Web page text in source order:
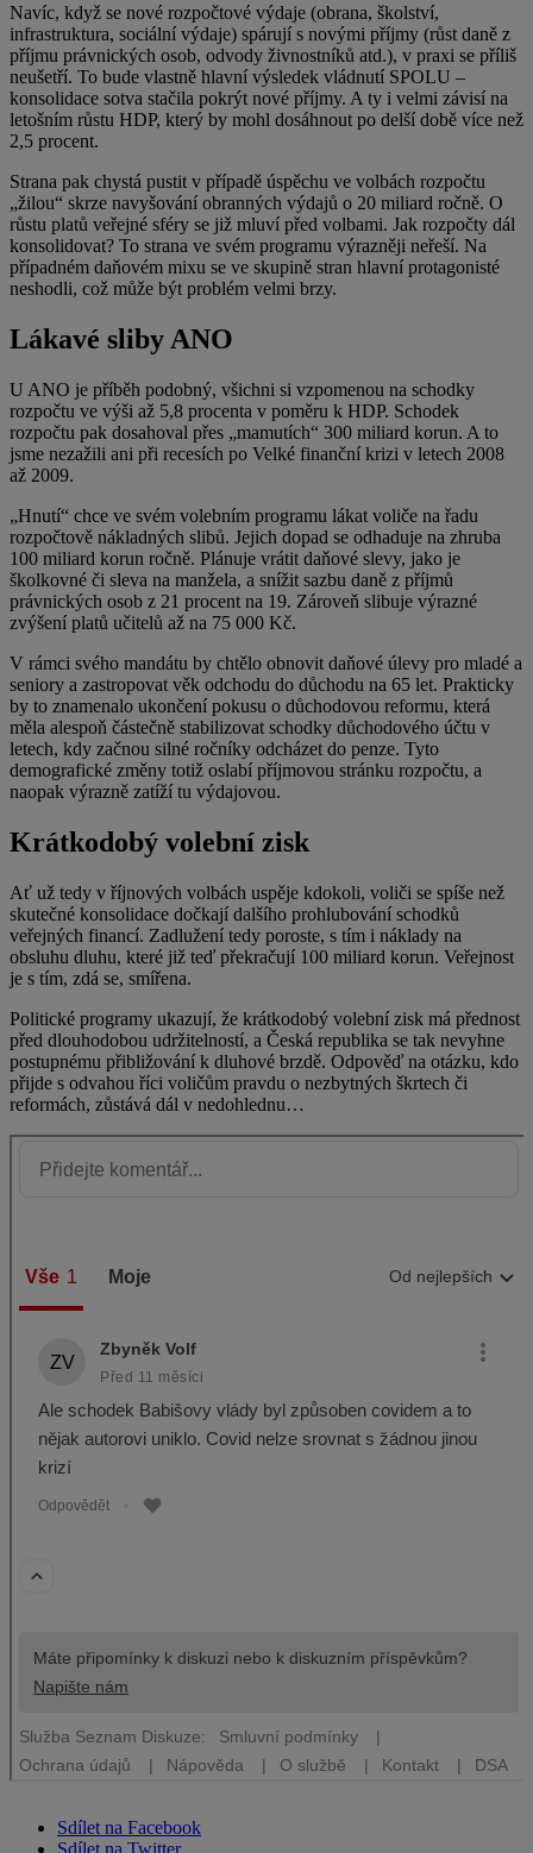
Navíc, když se nové rozpočtové výdaje (obrana, školství,
infrastruktura, sociální výdaje) spárují s novými příjmy (růst daně z
příjmu právnických osob, odvody živnostníků atd.), v praxi se příliš
neušetří. To bude vlastně hlavní výsledek vládnutí SPOLU –
konsolidace sotva stačila pokrýt nové příjmy. A ty i velmi závisí na
letošním růstu HDP, který by mohl dosáhnout po delší době více než
2,5 procent.
Strana pak chystá pustit v případě úspěchu ve volbách rozpočtu
„žilou“ skrze navyšování obranných výdajů o 20 miliard ročně. O
růstu platů veřejné sféry se již mluví před volbami. Jak rozpočty dál
konsolidovat? To strana ve svém programu výrazněji neřeší. Na
případném daňovém mixu se ve skupině stran hlavní protagonisté
neshodli, což může být problém velmi brzy.
Lákavé sliby ANO
U ANO je příběh podobný, všichni si vzpomenou na schodky
rozpočtu ve výši až 5,8 procenta v poměru k HDP. Schodek
rozpočtu pak dosahoval přes „mamutích“ 300 miliard korun. A to
jsme nezažili ani při recesích po Velké finanční krizi v letech 2008
až 2009.
„Hnutí“ chce ve svém volebním programu lákat voliče na řadu
rozpočtově nákladných slibů. Jejich dopad se odhaduje na zhruba
100 miliard korun ročně. Plánuje vrátit daňové slevy, jako je
školkovné či sleva na manžela, a snížit sazbu daně z příjmů
právnických osob z 21 procent na 19. Zároveň slibuje výrazné
zvýšení platů učitelů až na 75 000 Kč.
V rámci svého mandátu by chtělo obnovit daňové úlevy pro mladé a
seniory a zastropovat věk odchodu do důchodu na 65 let. Prakticky
by to znamenalo ukončení pokusu o důchodovou reformu, která
měla alespoň částečně stabilizovat schodky důchodového účtu v
letech, kdy začnou silné ročníky odcházet do penze. Tyto
demografické změny totiž oslabí příjmovou stránku rozpočtu, a
naopak výrazně zatíží tu výdajovou.
Krátkodobý volební zisk
Ať už tedy v říjnových volbách uspěje kdokoli, voliči se spíše než
skutečné konsolidace dočkají dalšího prohlubování schodků
veřejných financí. Zadlužení tedy poroste, s tím i náklady na
obsluhu dluhu, které již teď překračují 100 miliard korun. Veřejnost
je s tím, zdá se, smířena.
Politické programy ukazují, že krátkodobý volební zisk má přednost
před dlouhodobou udržitelností, a Česká republika se tak nevyhne
postupnému přibližování k dluhové brzdě. Odpověď na otázku, kdo
přijde s odvahou říci voličům pravdu o nezbytných škrtech či
reformách, zůstává dál v nedohlednu…
Sdílet na Facebook
Sdílet na Twitter